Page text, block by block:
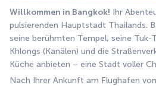
Willkommen in Bangkok! Ihr
pulsierenden Hauptstadt Thailands.
seine berühmten Tempel, seine Tuk-
Khlongs (Kanälen) und die
Küche anbieten – eine Stadt voller
Nach Ihrer Ankunft am Flughafen